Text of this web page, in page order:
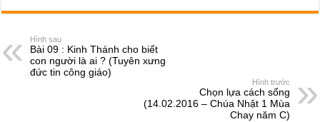
c
e
b
o
ss
e
n
g
at
s
A
p
e
d
er ail ar
Hình sau
Bài 09 : Kinh Thánh cho biết
con người là ai ? (Tuyên xưng
đức tin công giáo)
Hình trước
Chọn lựa cách sống
(14.02.2016 – Chúa Nhật 1 Mùa
Chay năm C)